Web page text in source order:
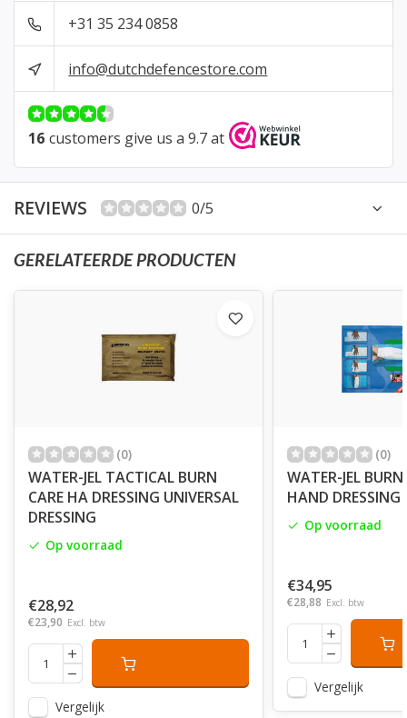
+31 35 234 0858
info@dutchdefencestore.com
16 customers give us a 9.7 at
REVIEWS 0/5
GERELATEERDE PRODUCTEN
(0)
WATER-JEL TACTICAL BURN
CARE HA DRESSING UNIVERSAL
DRESSING
Op voorraad
€28,92
€23,90 Excl. btw
Vergelijk
(0)
WATER-JEL
HAND
Op voorraad
€34,95
€28,88 Excl. btw
Vergelijk